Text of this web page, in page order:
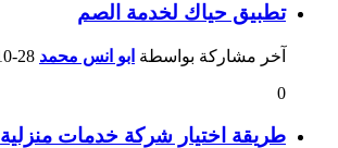
تطبيق حياك لخدمة الصم
آخر مشاركة بواسطة ابو انس محمد
0
طريقة اختيار شركة خدمات منزلية